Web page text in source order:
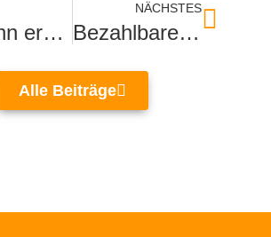
Eisbahn eröffnet
NÄCHSTES
Bezahlbaren Wohnraum geschaffen
Alle Beiträge